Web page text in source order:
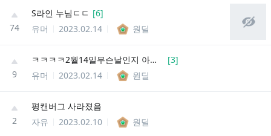
74
S라인 누님ㄷㄷ [6]
유머
2023.02.14 원딜
9
ㅋㅋㅋㅋ2월14일무슨날인지 아냐?ㅋㅋ [3]
유머
2023.02.14 원딜
2
평캔버그 사라졌음
자유
2023.02.10 원딜